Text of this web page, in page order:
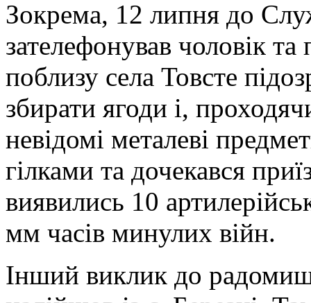
Зокрема, 12 липня до
зателефонував чоловік
поблизу села Товсте
збирати ягоди і,
невідомі металеві
гілками та дочекався
виявились 10
мм часів минулих війн.
Інший виклик до